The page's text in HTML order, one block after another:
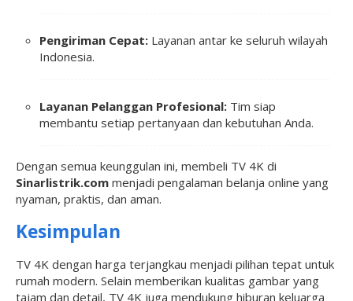
Pengiriman Cepat: Layanan antar ke seluruh wilayah
Indonesia.
Layanan Pelanggan Profesional: Tim siap
membantu setiap pertanyaan dan kebutuhan Anda.
Dengan semua keunggulan ini, membeli TV 4K di
Sinarlistrik.com menjadi pengalaman belanja online yang
nyaman, praktis, dan aman.
Kesimpulan
TV 4K dengan harga terjangkau menjadi pilihan tepat untuk
rumah modern. Selain memberikan kualitas gambar yang
tajam dan detail, TV 4K juga mendukung hiburan keluarga